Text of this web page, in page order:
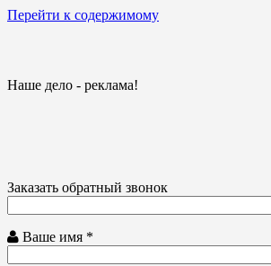
Перейти к содержимому
Наше дело - реклама!
Заказать обратный звонок
Ваше имя *